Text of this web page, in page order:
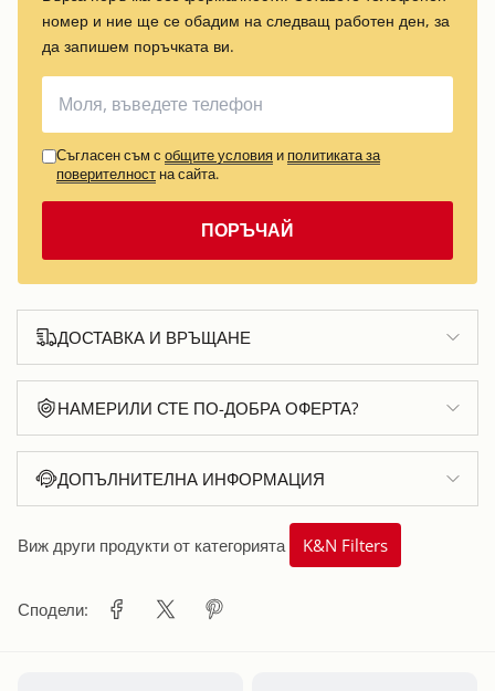
номер и ние ще се обадим на следващ работен ден, за
да запишем поръчката ви.
Съгласен съм с общите условия и политиката за
поверителност на сайта.
ПОРЪЧАЙ
ДОСТАВКА И ВРЪЩАНЕ
НАМЕРИЛИ СТЕ ПО-ДОБРА ОФЕРТА?
ДОПЪЛНИТЕЛНА ИНФОРМАЦИЯ
Виж други продукти от категорията K&N Filters
Сподели: